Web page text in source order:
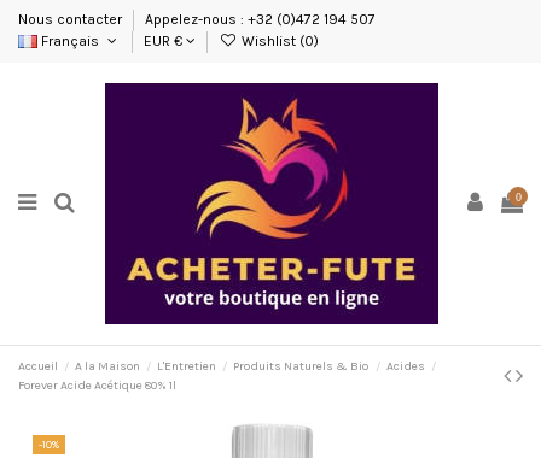
Nous contacter
Appelez-nous : +32 (0)472 194 507
Français
EUR € Wishlist (0)
0
Accueil A la Maison L'Entretien Produits Naturels & Bio
Acides
Forever Acide Acétique 80% 1l
-10%